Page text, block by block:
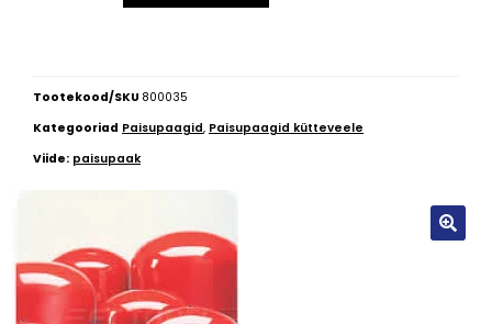
Tootekood/SKU 800035
Kategooriad Paisupaagid, Paisupaagid kütteveele
Viide: paisupaak